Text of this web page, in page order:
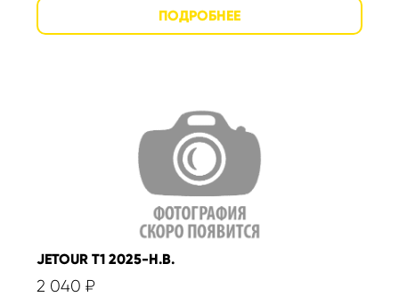
JETOUR T1 2025-Н.В.
2 040 ₽